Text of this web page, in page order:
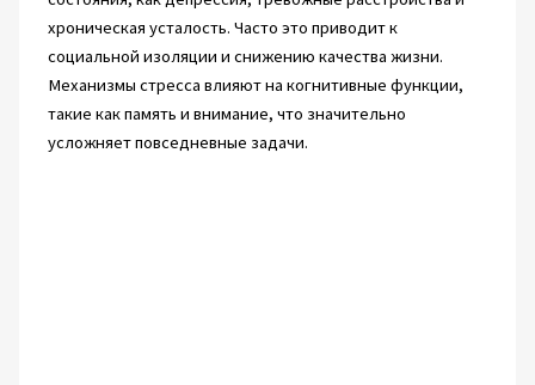
хроническая усталость. Часто это приводит к
социальной изоляции и снижению качества жизни.
Механизмы стресса влияют на когнитивные функции,
такие как память и внимание, что значительно
усложняет повседневные задачи.